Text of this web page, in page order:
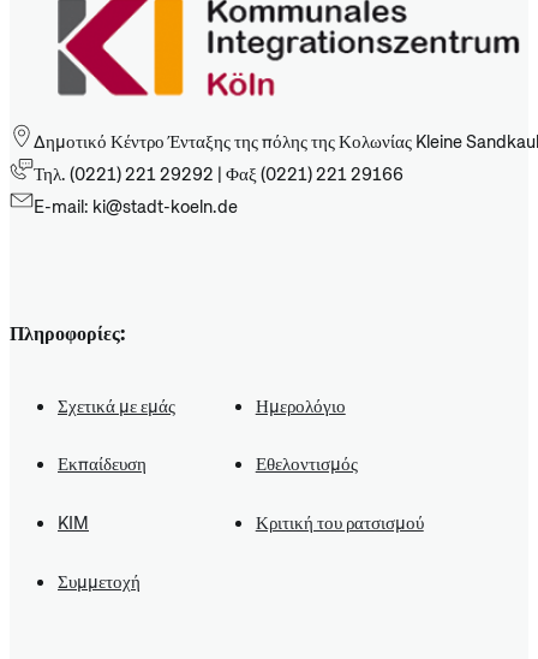
Δημοτικό Κέντρο Ένταξης της πόλης της Κολωνίας Kleine
Τηλ. (0221) 221 29292 | Φαξ (0221) 221 29166
E-mail: ki@stadt-koeln.de
Πληροφορίες:
Σχετικά με εμάς Ημερολόγιο
Εκπαίδευση Εθελοντισμός
KIM Κριτική του ρατσισμού
Συμμετοχή